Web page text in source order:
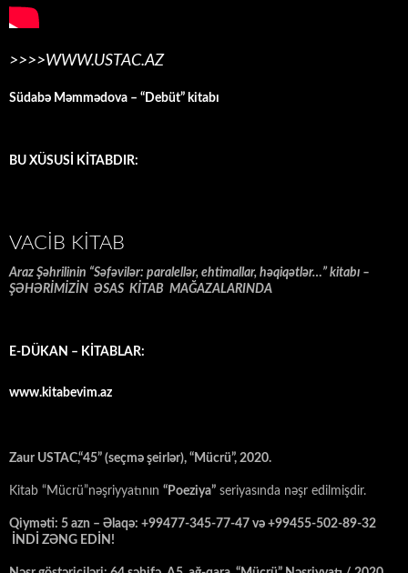
>>>>WWW.USTAC.AZ
Südabə Məmmədova – “Debüt” kitabı
BU XÜSUSİ KİTABDIR:
VACIB KITAB
Araz Şəhrilinin “Səfəvilər: paralellər, ehtimallar, həqiqətlər…” kitabı –
ŞƏHƏRİMİZİN ƏSAS KİTAB MAĞAZALARINDA
E-DÜKAN – KİTABLAR:
www.kitabevim.az
Zaur USTAC,“45” (seçmə şeirlər), “Mücrü”, 2020.
Kitab “Mücrü”nəşriyyatının “Poeziya” seriyasında nəşr edilmişdir.
Qiyməti: 5 azn – Əlaqə: +99477-345-77-47 və +99455-502-89-32
İNDİ ZƏNG EDİN!